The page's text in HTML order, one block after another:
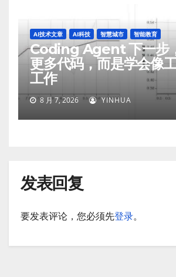
AI技术文章 AI科技 智慧城市 智能教育
Coding Agent 下一步
更多代码，而是学会像
工作
8 月 7, 2026 YINHUA
发表回复
要发表评论，您必须先登录。